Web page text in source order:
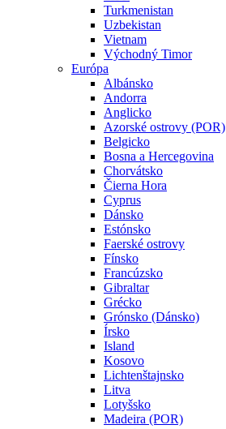
Turkmenistan
Uzbekistan
Vietnam
Východný Timor
Európa
Albánsko
Andorra
Anglicko
Azorské ostrovy (POR)
Belgicko
Bosna a Hercegovina
Chorvátsko
Čierna Hora
Cyprus
Dánsko
Estónsko
Faerské ostrovy
Fínsko
Francúzsko
Gibraltar
Grécko
Grónsko (Dánsko)
Írsko
Island
Kosovo
Lichtenštajnsko
Litva
Lotyšsko
Madeira (POR)